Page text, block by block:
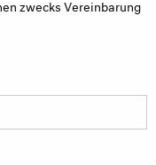
zwecks Vereinbarung